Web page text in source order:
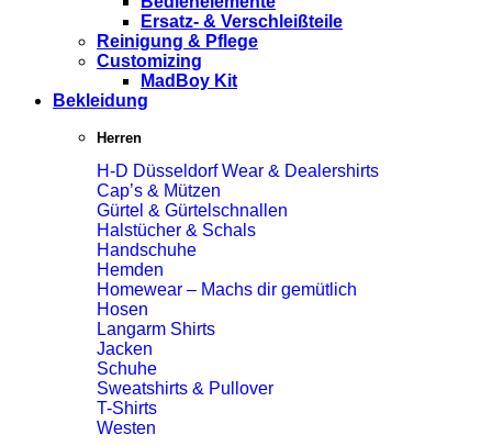
Ersatz- & Verschleißteile
Reinigung & Pflege
Customizing
MadBoy Kit
Bekleidung
Herren
H-D Düsseldorf Wear & Dealershirts
Cap’s & Mützen
Gürtel & Gürtelschnallen
Halstücher & Schals
Handschuhe
Hemden
Homewear – Machs dir gemütlich
Hosen
Langarm Shirts
Jacken
Schuhe
Sweatshirts & Pullover
T-Shirts
Westen